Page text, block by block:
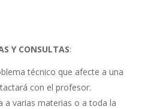
Y CONSULTAS:
técnico que afecte a una
con el profesor.
a varias materias o a toda la